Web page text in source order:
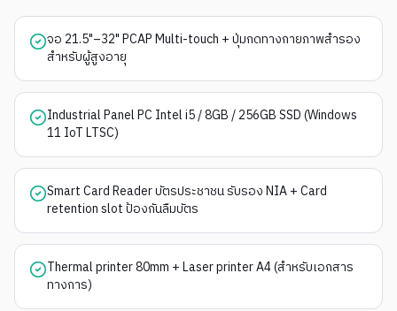
จอ 21.5"–32" PCAP Multi-touch + ปุ่มกดทางกายภาพสำรอง
สำหรับผู้สูงอายุ
Industrial Panel PC Intel i5 / 8GB / 256GB SSD (Windows
11 IoT LTSC)
Smart Card Reader บัตรประชาชน รับรอง NIA + Card
retention slot ป้องกันลืมบัตร
Thermal printer 80mm + Laser printer A4 (สำหรับเอกสาร
ทางการ)